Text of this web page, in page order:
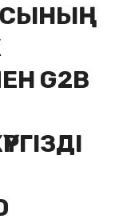
G2В